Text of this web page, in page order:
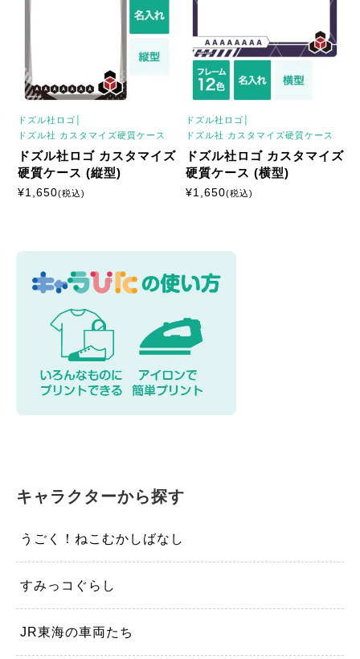
ドズル社ロゴ│
ドズル社 カスタマイズ硬質ケース
ドズル社ロゴ カスタマイズ
硬質ケース (縦型)
¥1,650(税込)
ドズル社ロゴ│
ドズル社 カスタマイズ硬質ケース
ドズル社ロゴ カスタマイズ
硬質ケース (横型)
¥1,650(税込)
キャラクターから探す
うごく！ねこむかしばなし
すみっコぐらし
JR東海の車両たち